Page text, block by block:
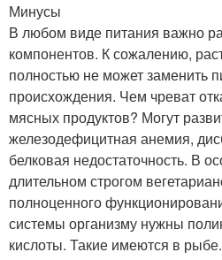
Минусы
В любом виде питания важно
компонентов. К сожалению,
полностью не может заменить
происхождения. Чем чреват
мясных продуктов? Могут
железодефицитная анемия,
белковая недостаточность. В
длительном строгом
полноценного
системы организму нужны
кислоты. Такие имеются в